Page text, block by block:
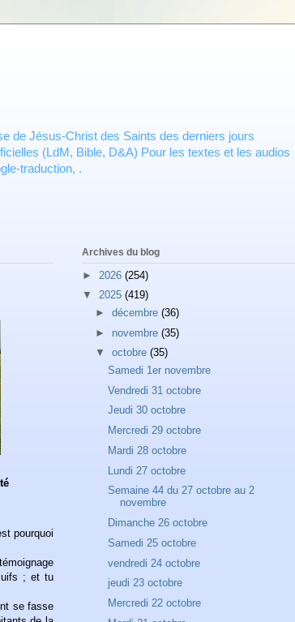
de Jésus-Christ des Saints des derniers jours
(LdM, Bible, D&A) Pour les textes et les audios
traduction, .
pourquoi
; et tu
se fasse
Archives du blog
► 2026 (254)
▼ 2025 (419)
► décembre (36)
► novembre (35)
▼ octobre (35)
Samedi 1er novembre
Vendredi 31 octobre
Jeudi 30 octobre
Mercredi 29 octobre
Mardi 28 octobre
Lundi 27 octobre
Semaine 44 du 27 octobre au 2
novembre
Dimanche 26 octobre
Samedi 25 octobre
vendredi 24 octobre
jeudi 23 octobre
Mercredi 22 octobre